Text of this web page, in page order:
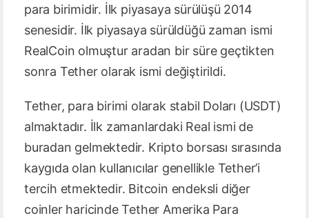
para birimidir. İlk piyasaya sürülüşü 2014
senesidir. İlk piyasaya sürüldüğü zaman ismi
RealCoin olmuştur aradan bir süre geçtikten
sonra Tether olarak ismi değiştirildi.
Tether, para birimi olarak stabil Doları (USDT)
almaktadır. İlk zamanlardaki Real ismi de
buradan gelmektedir. Kripto borsası sırasında
kaygıda olan kullanıcılar genellikle Tether’i
tercih etmektedir. Bitcoin endeksli diğer
coinler haricinde Tether Amerika Para